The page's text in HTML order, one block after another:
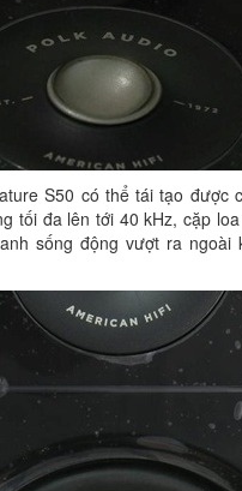
S50 có thể tái tạo
tối đa lên tới 40 kHz, cặp
sống động vượt ra